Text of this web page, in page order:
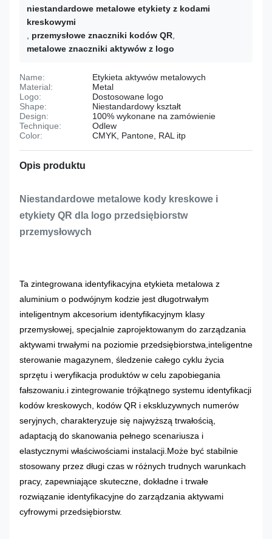
niestandardowe metalowe etykiety z kodami
kreskowymi
przemysłowe znaczniki kodów QR
metalowe znaczniki aktywów z logo
Name:
Etykieta aktywów metalowych
Material:
Metal
Logo:
Dostosowane logo
Shape:
Niestandardowy kształt
Design:
100% wykonane na zamówienie
Technique:
Odlew
Color:
CMYK, Pantone, RAL itp
Opis produktu
Niestandardowe metalowe kody kreskowe i
etykiety QR dla logo przedsiębiorstw
przemysłowych
Ta zintegrowana identyfikacyjna etykieta metalowa z
aluminium o podwójnym kodzie jest długotrwałym
inteligentnym akcesorium identyfikacyjnym klasy
przemysłowej, specjalnie zaprojektowanym do zarządzania
aktywami trwałymi na poziomie przedsiębiorstwa,inteligentne
sterowanie magazynem, śledzenie całego cyklu życia
sprzętu i weryfikacja produktów w celu zapobiegania
fałszowaniu.i zintegrowanie trójkątnego systemu identyfikacji
kodów kreskowych, kodów QR i ekskluzywnych numerów
seryjnych, charakteryzuje się najwyższą trwałością,
adaptacją do skanowania pełnego scenariusza i
elastycznymi właściwościami instalacji.Może być stabilnie
stosowany przez długi czas w różnych trudnych warunkach
pracy, zapewniające skuteczne, dokładne i trwałe
rozwiązanie identyfikacyjne do zarządzania aktywami
cyfrowymi przedsiębiorstw.